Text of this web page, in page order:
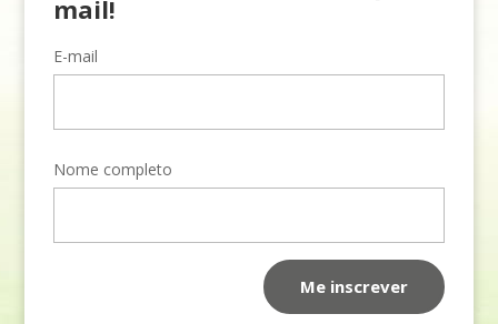
mail!
E-mail
Nome completo